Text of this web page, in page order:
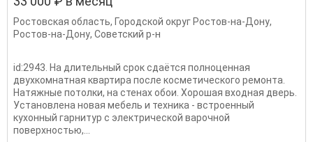
Ростовская область, Городской округ Ростов-на-Дону,
Ростов-на-Дону, Советский р-н
id:2943. На длительный срок сдаётся полноценная
двухкомнатная квартира после косметического ремонта.
Натяжные потолки, на стенах обои. Хорошая входная дверь.
Установлена новая мебель и техника - встроенный
кухонный гарнитур с электрической варочной
поверхностью,...